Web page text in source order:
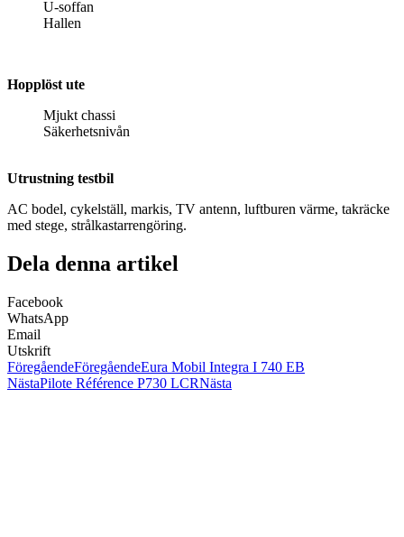
U-soffan
Hallen
Hopplöst ute
Mjukt chassi
Säkerhetsnivån
Utrustning testbil
AC bodel, cykelställ, markis, TV antenn, luftburen värme, takräcke
med stege, strålkastarrengöring.
Dela denna artikel
Facebook
WhatsApp
Email
Utskrift
FöregåendeFöregåendeEura Mobil Integra I 740 EB
NästaPilote Référence P730 LCRNästa